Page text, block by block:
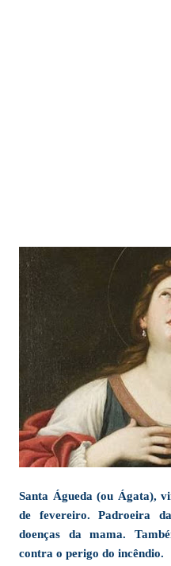
Santa Águeda (ou Ágata),
de fevereiro. Padroeira
doenças da mama.
contra o perigo do incêndio.